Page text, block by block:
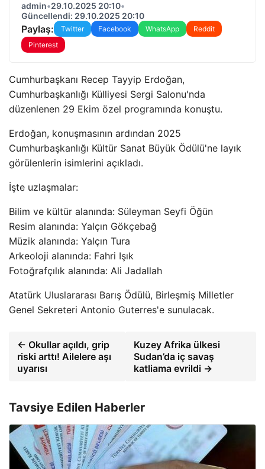
admin•29.10.2025 20:10•
Güncellendi: 29.10.2025 20:10
Paylaş: Twitter Facebook WhatsApp
Reddit
Pinterest
Cumhurbaşkanı Recep Tayyip Erdoğan,
Cumhurbaşkanlığı Külliyesi Sergi Salonu'nda
düzenlenen 29 Ekim özel programında konuştu.
Erdoğan, konuşmasının ardından 2025
Cumhurbaşkanlığı Kültür Sanat Büyük Ödülü'ne layık
görülenlerin isimlerini açıkladı.
İşte uzlaşmalar:
Bilim ve kültür alanında: Süleyman Seyfi Öğün
Resim alanında: Yalçın Gökçebağ
Müzik alanında: Yalçın Tura
Arkeoloji alanında: Fahri Işık
Fotoğrafçılık alanında: Ali Jadallah
Atatürk Uluslararası Barış Ödülü, Birleşmiş Milletler
Genel Sekreteri Antonio Guterres'e sunulacak.
← Okullar açıldı, grip
riski arttı! Ailelere aşı
uyarısı
Kuzey Afrika ülkesi
Sudan’da iç savaş
katliama evrildi →
Tavsiye Edilen Haberler